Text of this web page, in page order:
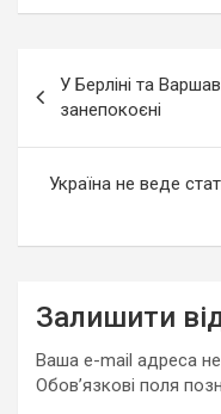
записів
У Берліні та
занепокоєні
Україна не веде
Залишити
Ваша e-mail адреса
Обов’язкові поля